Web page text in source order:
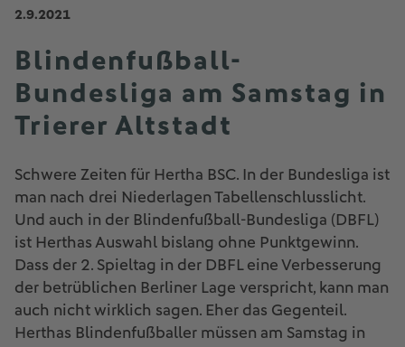
2.9.2021
Blindenfußball-
Bundesliga am Samstag in
Trierer Altstadt
Schwere Zeiten für Hertha BSC. In der Bundesliga ist
man nach drei Niederlagen Tabellenschlusslicht.
Und auch in der Blindenfußball-Bundesliga (DBFL)
ist Herthas Auswahl bislang ohne Punktgewinn.
Dass der 2. Spieltag in der DBFL eine Verbesserung
der betrüblichen Berliner Lage verspricht, kann man
auch nicht wirklich sagen. Eher das Gegenteil.
Herthas Blindenfußballer müssen am Samstag in